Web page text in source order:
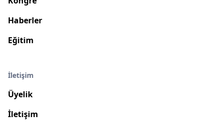
Haberler
Eğitim
İletişim
Üyelik
İletişim